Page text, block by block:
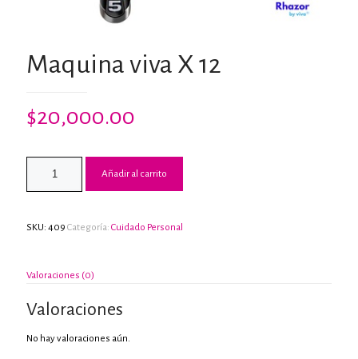
Maquina viva X 12
$20,000.00
Añadir al carrito
SKU: 409 Categoría: Cuidado Personal
Valoraciones (0)
Valoraciones
No hay valoraciones aún.